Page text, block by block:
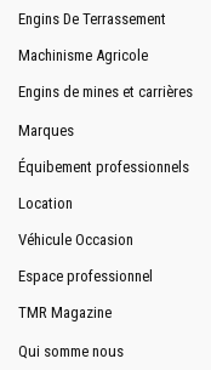
Engins De Terrassement
Machinisme Agricole
Engins de mines et carrières
Marques
Équibement professionnels
Location
Véhicule Occasion
Espace professionnel
TMR Magazine
Qui somme nous